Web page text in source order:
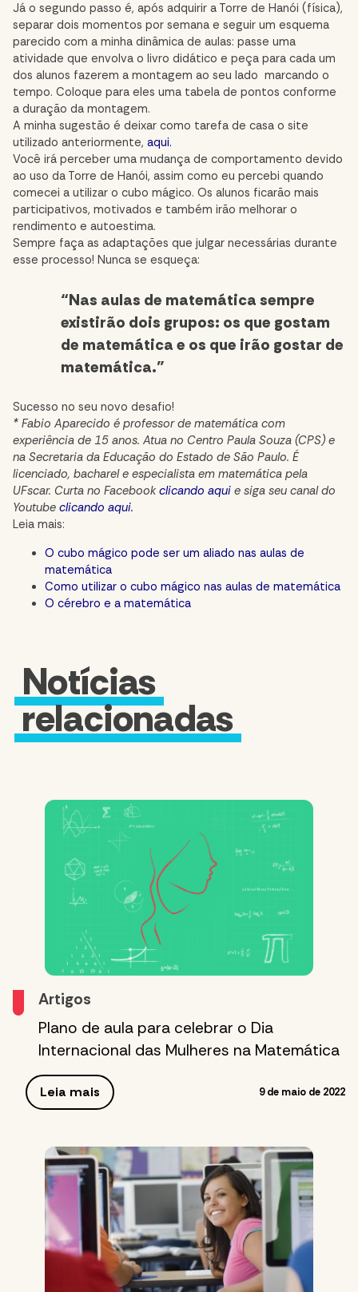
Já o segundo passo é, após adquirir a Torre de Hanói (física),
separar dois momentos por semana e seguir um esquema
parecido com a minha dinâmica de aulas: passe uma
atividade que envolva o livro didático e peça para cada um
dos alunos fazerem a montagem ao seu lado marcando o
tempo. Coloque para eles uma tabela de pontos conforme
a duração da montagem.
A minha sugestão é deixar como tarefa de casa o site
utilizado anteriormente, aqui.
Você irá perceber uma mudança de comportamento devido
ao uso da Torre de Hanói, assim como eu percebi quando
comecei a utilizar o cubo mágico. Os alunos ficarão mais
participativos, motivados e também irão melhorar o
rendimento e autoestima.
Sempre faça as adaptações que julgar necessárias durante
esse processo! Nunca se esqueça:
“Nas aulas de matemática sempre
existirão dois grupos: os que gostam
de matemática e os que irão gostar de
matemática.”
Sucesso no seu novo desafio!
* Fabio Aparecido é professor de matemática com
experiência de 15 anos. Atua no Centro Paula Souza (CPS) e
na Secretaria da Educação do Estado de São Paulo. É
licenciado, bacharel e especialista em matemática pela
UFscar. Curta no Facebook clicando aqui e siga seu canal do
Youtube clicando aqui.
Leia mais:
O cubo mágico pode ser um aliado nas aulas de
matemática
Como utilizar o cubo mágico nas aulas de matemática
O cérebro e a matemática
Notícias
relacionadas
Artigos
Plano de aula para celebrar o Dia
Internacional das Mulheres na Matemática
Leia mais 9 de maio de 2022